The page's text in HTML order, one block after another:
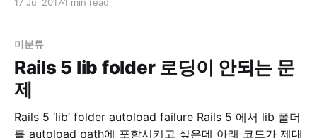
17 Jul 20171 min read
미분류
Rails 5 lib folder 로딩이 안되는 문
제
Rails 5 ‘lib’ folder autoload failure Rails 5 에서 lib 폴더
를 autoload path에 포함시키고 싶은데 아래 코드가 제대